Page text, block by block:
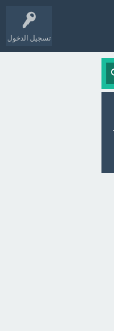
تسجيل الدخول